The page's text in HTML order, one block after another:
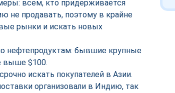
всем, кто придерживается
не продавать, поэтому в крайне
рынки и искать новых
нефтепродуктам: бывшие крупные
выше $100.
искать покупателей в Азии.
организовали в Индию, так